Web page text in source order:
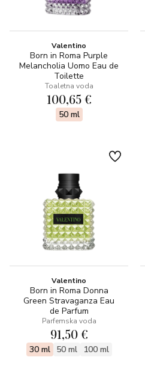
Valentino
Born in Roma Purple
Melancholia Uomo Eau de
Toilette
Toaletna voda
100,65 €
50 ml
Valentino
Born in Roma Donna
Green Stravaganza Eau
de Parfum
Parfemska voda
91,50 €
30 ml 50 ml 100 ml